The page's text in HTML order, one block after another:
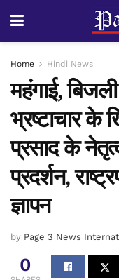
Home Hindi News
महंगाई,
भ्रष्टाचार
प्रसाद के
प्रदर्शन,
ज्ञापन
by Page 3 News
0